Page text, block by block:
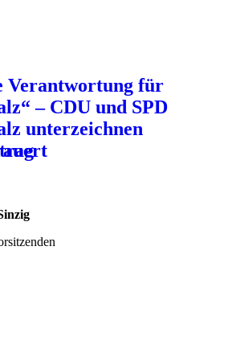
Verantwortung für
– CDU und SPD
unterzeichnen